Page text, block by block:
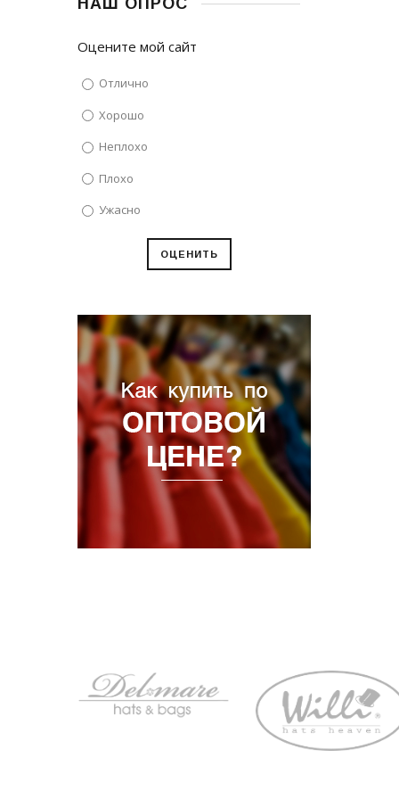
НАШ ОПРОС
Оцените мой сайт
Отлично
Хорошо
Неплохо
Плохо
Ужасно